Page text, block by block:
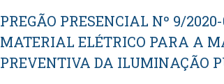
PREGÃO PRESENCIAL Nº 9/
MATERIAL ELÉTRICO PARA A
PREVENTIVA DA ILUMINAÇÃO